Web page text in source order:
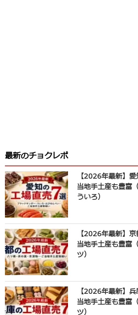
最新のチョクレポ
【2026年最新】
当地手土産も豊富
ういろ）
【2026年最新】
当地手土産も豊富
ツ）
【2026年最新】
当地手土産も豊富
ツ）